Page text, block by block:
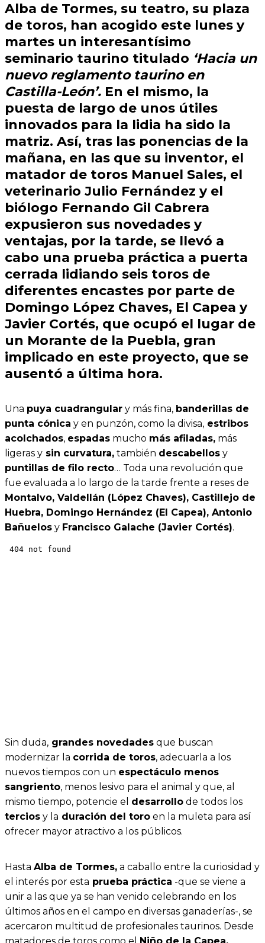
Alba de Tormes, su teatro, su plaza
de toros, han acogido este lunes y
martes un interesantísimo
seminario taurino titulado ‘Hacia un
nuevo reglamento taurino en
Castilla-León’. En el mismo, la
puesta de largo de unos útiles
innovados para la lidia ha sido la
matriz. Así, tras las ponencias de la
mañana, en las que su inventor, el
matador de toros Manuel Sales, el
veterinario Julio Fernández y el
biólogo Fernando Gil Cabrera
expusieron sus novedades y
ventajas, por la tarde, se llevó a
cabo una prueba práctica a puerta
cerrada lidiando seis toros de
diferentes encastes por parte de
Domingo López Chaves, El Capea y
Javier Cortés, que ocupó el lugar de
un Morante de la Puebla, gran
implicado en este proyecto, que se
ausentó a última hora.
Una puya cuadrangular y más fina, banderillas de
punta cónica y en punzón, como la divisa, estribos
acolchados, espadas mucho más afiladas, más
ligeras y sin curvatura, también descabellos y
puntillas de filo recto… Toda una revolución que
fue evaluada a lo largo de la tarde frente a reses de
Montalvo, Valdellán (López Chaves), Castillejo de
Huebra, Domingo Hernández (El Capea), Antonio
Bañuelos y Francisco Galache (Javier Cortés).
Sin duda, grandes novedades que buscan
modernizar la corrida de toros, adecuarla a los
nuevos tiempos con un espectáculo menos
sangriento, menos lesivo para el animal y que, al
mismo tiempo, potencie el desarrollo de todos los
tercios y la duración del toro en la muleta para así
ofrecer mayor atractivo a los públicos.
Hasta Alba de Tormes, a caballo entre la curiosidad y
el interés por esta prueba práctica -que se viene a
unir a las que ya se han venido celebrando en los
últimos años en el campo en diversas ganaderías-, se
acercaron multitud de profesionales taurinos. Desde